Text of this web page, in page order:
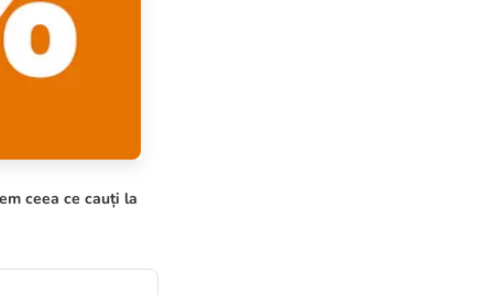
ceea ce cauți la